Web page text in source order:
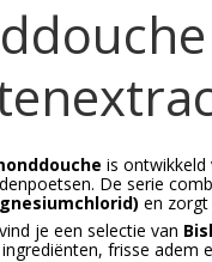
is ontwikkeld
De serie
en
je een selectie van
frisse adem